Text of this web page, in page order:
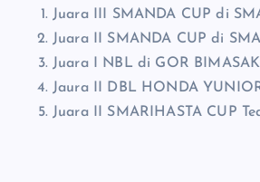
Juara III SMANDA CUP di
Juara II SMANDA CUP di
Juara I NBL di GOR
Jaura II DBL HONDA
Juara II SMARIHASTA CUP